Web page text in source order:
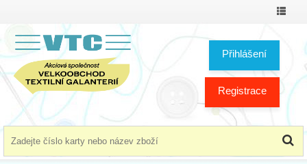
Přihlášení
Registrace